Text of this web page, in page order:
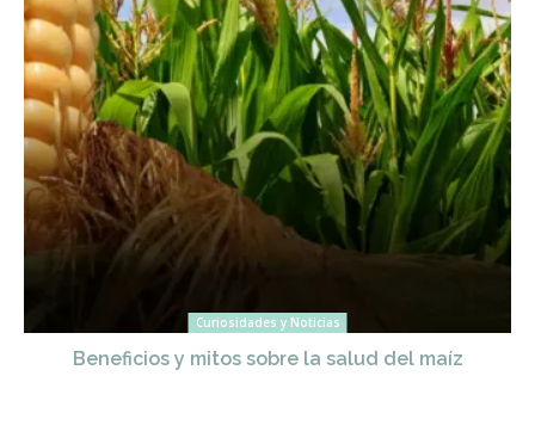
Curiosidades y Noticias
Beneficios y mitos sobre la salud del maíz